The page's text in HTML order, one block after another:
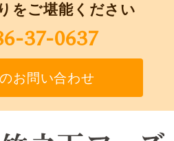
をご堪能ください
37-0637
お問い合わせ